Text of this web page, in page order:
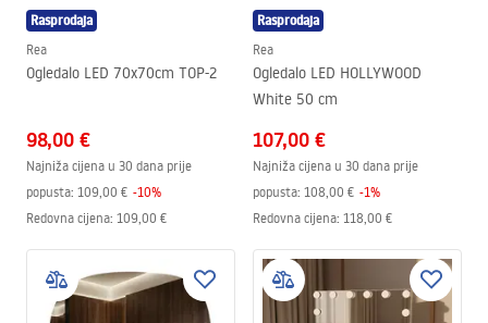
Rasprodaja
Rea
Ogledalo LED 70x70cm TOP-2
98,00 €
Najniža cijena u 30 dana prije
popusta: 109,00 € -10%
Redovna cijena: 109,00 €
Rasprodaja
Rea
Ogledalo LED HOLLYWOOD
White 50 cm
107,00 €
Najniža cijena u 30 dana prije
popusta: 108,00 € -1%
Redovna cijena: 118,00 €